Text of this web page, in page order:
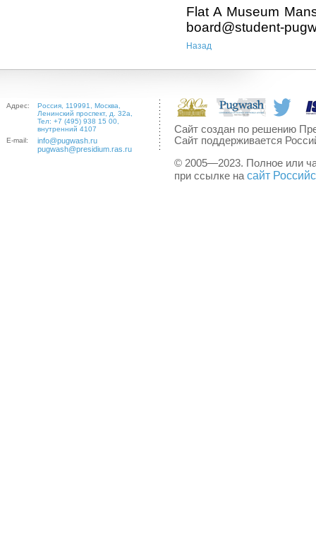
Flat A Museum
board@student-
Назад
Адрес:
Россия, 119991, Москва,
Ленинский проспект, д. 32а,
Тел: +7 (495) 938 15 00,
внутренний 4107
E-mail:
info@pugwash.ru
pugwash@presidium.ras.ru
Сайт создан по решению
Сайт поддерживается
© 2005—2023. Полное или
при ссылке на сайт